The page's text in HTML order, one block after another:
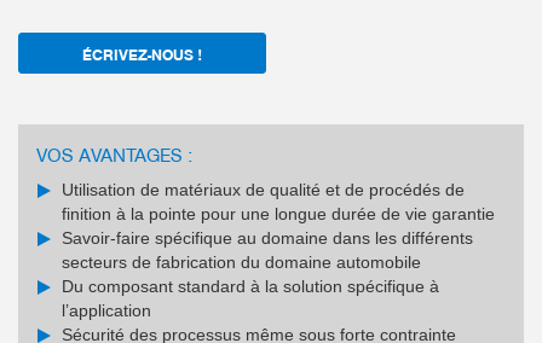
ÉCRIVEZ-NOUS !
VOS AVANTAGES :
Utilisation de matériaux de qualité et de procédés de
finition à la pointe pour une longue durée de vie garantie
Savoir-faire spécifique au domaine dans les différents
secteurs de fabrication du domaine automobile
Du composant standard à la solution spécifique à
l’application
Sécurité des processus même sous forte contrainte